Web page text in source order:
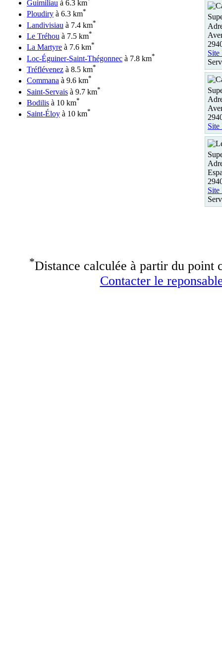
Guimiliau à 6.3 km
Ploudiry à 6.3 km*
Landivisiau à 7.4 km*
Le Tréhou à 7.5 km*
La Martyre à 7.6 km*
Loc-Éguiner-Saint-Thégonnec à 7.8 km*
Tréflévenez à 8.5 km*
Commana à 9.6 km*
Saint-Servais à 9.7 km*
Bodilis à 10 km*
Saint-Éloy à 10 km*
Site
Site
Site
*Distance calculée à partir du point
Contacter le